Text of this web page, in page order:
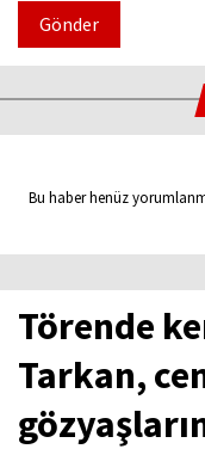
Gönder
Bu haber henüz
Törende
Tarkan,